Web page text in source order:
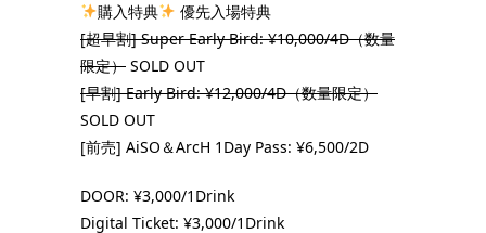
購入特典
優先入場特典
[超早割] Super Early Bird: ¥10,000/4D（数量
限定） SOLD OUT
[早割] Early Bird: ¥12,000/4D（数量限定）
SOLD OUT
[前売] AiSO＆ArcH 1Day Pass: ¥6,500/2D
DOOR: ¥3,000/1Drink
Digital Ticket: ¥3,000/1Drink